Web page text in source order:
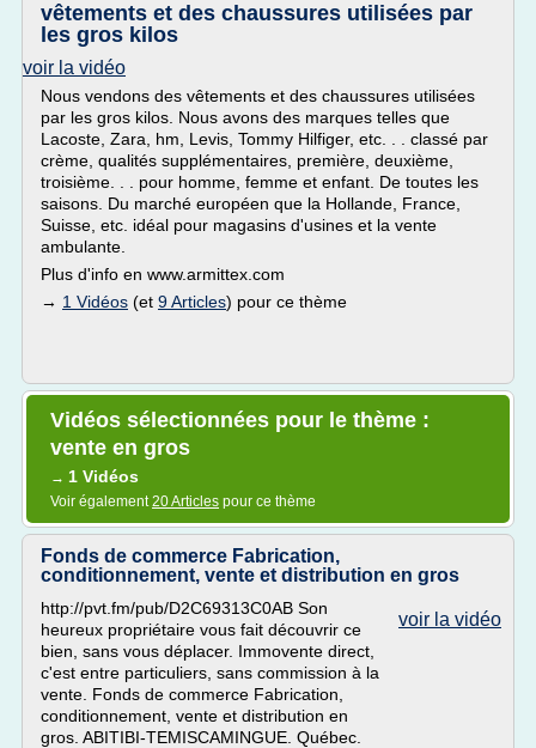
vêtements et des chaussures utilisées par
les gros kilos
voir la vidéo
Nous vendons des vêtements et des chaussures utilisées
par les gros kilos. Nous avons des marques telles que
Lacoste, Zara, hm, Levis, Tommy Hilfiger, etc. . . classé par
crème, qualités supplémentaires, première, deuxième,
troisième. . . pour homme, femme et enfant. De toutes les
saisons. Du marché européen que la Hollande, France,
Suisse, etc. idéal pour magasins d'usines et la vente
ambulante.
Plus d'info en www.armittex.com
→ 1 Vidéos (et 9 Articles) pour ce thème
Vidéos sélectionnées pour le thème :
vente en gros
→ 1 Vidéos
Voir également20 Articles pour ce thème
Fonds de commerce Fabrication,
conditionnement, vente et distribution en gros
voir la vidéo
http://pvt.fm/pub/D2C69313C0AB Son
heureux propriétaire vous fait découvrir ce
bien, sans vous déplacer. Immovente direct,
c'est entre particuliers, sans commission à la
vente. Fonds de commerce Fabrication,
conditionnement, vente et distribution en
gros. ABITIBI-TEMISCAMINGUE. Québec.